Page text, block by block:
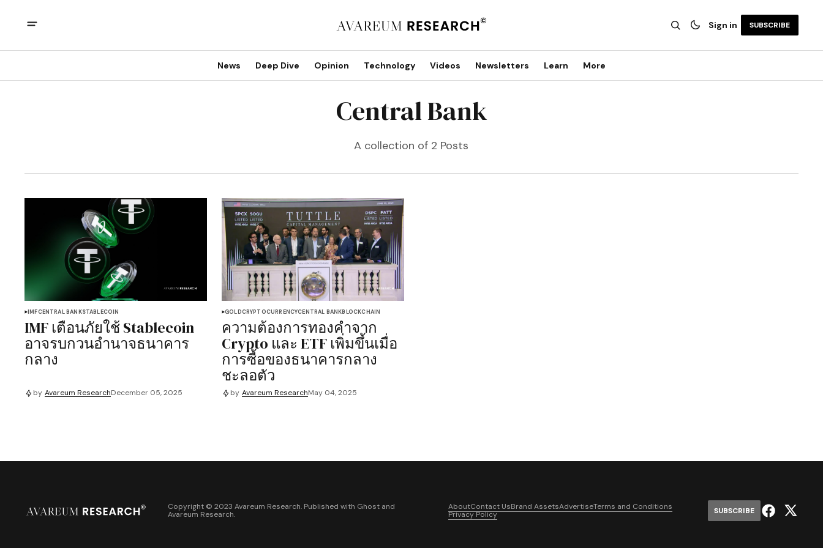
Sign in SUBSCRIBE
News Deep Dive Opinion Technology Videos Newsletters Learn More
Central Bank
A collection of 2 Posts
IMFCENTRAL BANKSTABLECOIN
IMF เตือนภัยใช้ Stablecoin
อาจรบกวนอำนาจธนาคาร
กลาง
by Avareum ResearchDecember 05, 2025
GOLDCRYPTOCURRENCYCENTRAL BANKBLOCKCHAIN
ความต้องการทองคำจาก
Crypto และ ETF เพิ่มขึ้นเมื่อ
การซื้อของธนาคารกลาง
ชะลอตัว
by Avareum ResearchMay 04, 2025
Copyright © 2023 Avareum Research. Published with Ghost and
Avareum Research.
AboutContact UsBrand AssetsAdvertiseTerms and Conditions
Privacy Policy
SUBSCRIBE